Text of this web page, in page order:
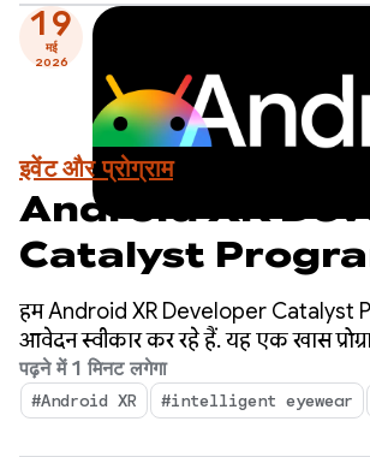
19
मई
2026
इवेंट और प्रोग्राम
Android XR
Catalyst
साथ, आने वाले समय के
बनाएं — अभी आवेदन करें!
हम Android XR Developer Catalyst
आवेदन स्वीकार कर रहे हैं. यह एक खास
मकसद, Android XR पर काम करने वाले
तेज़ी से तैयार करना है जिन्हें अगले साल
है.
पढ़ने में 1 मिनट लगेगा
#Android XR #intelligent eyewear